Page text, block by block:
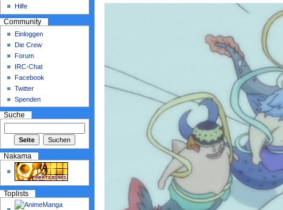
Hilfe
Community
Einloggen
Die Crew
Forum
IRC-Chat
Facebook
Twitter
Spenden
Suche
Nakama
Toplists